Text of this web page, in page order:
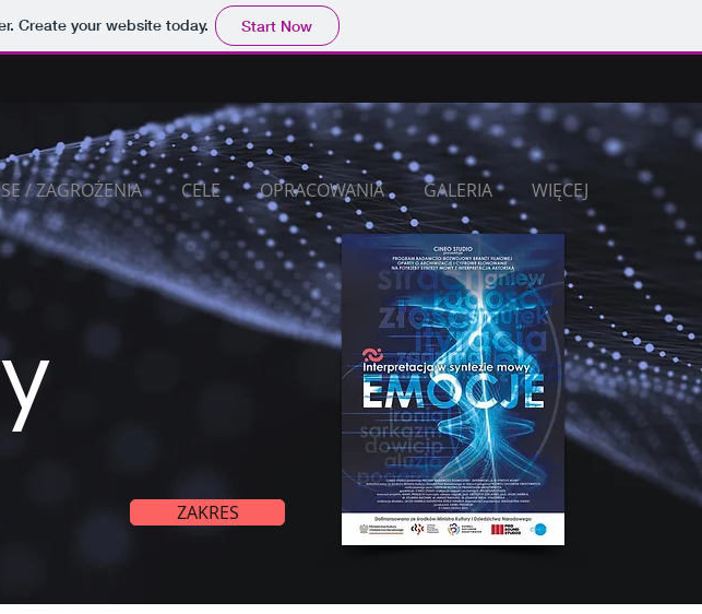
Create your website today. Start Now
/ ZAGROŻENIA CELE OPRACOWANIA GALERIA WIĘCEJ
ZAKRES